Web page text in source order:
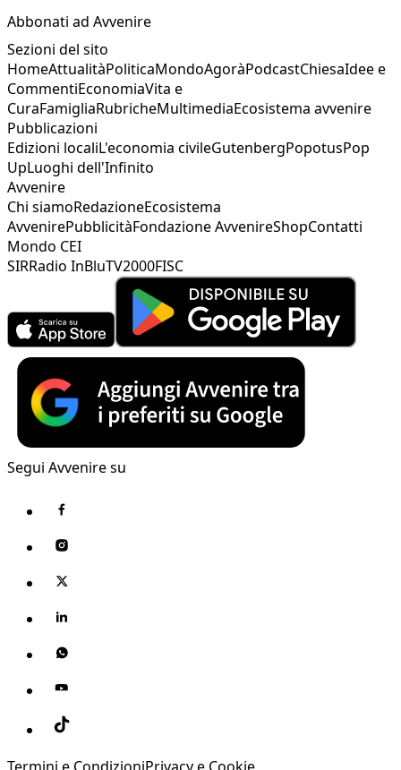
Abbonati ad Avvenire
Sezioni del sito
HomeAttualitàPoliticaMondoAgoràPodcastChiesaIdee e
CommentiEconomiaVita e
CuraFamigliaRubricheMultimediaEcosistema avvenire
Pubblicazioni
Edizioni localiL'economia civileGutenbergPopotusPop
UpLuoghi dell'Infinito
Avvenire
Chi siamoRedazioneEcosistema
AvvenirePubblicitàFondazione AvvenireShopContatti
Mondo CEI
SIRRadio InBluTV2000FISC
Segui Avvenire su